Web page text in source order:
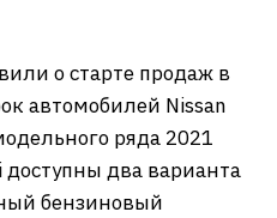
о старте продаж в
автомобилей Nissan
ряда 2021
доступны два варианта
бензиновый